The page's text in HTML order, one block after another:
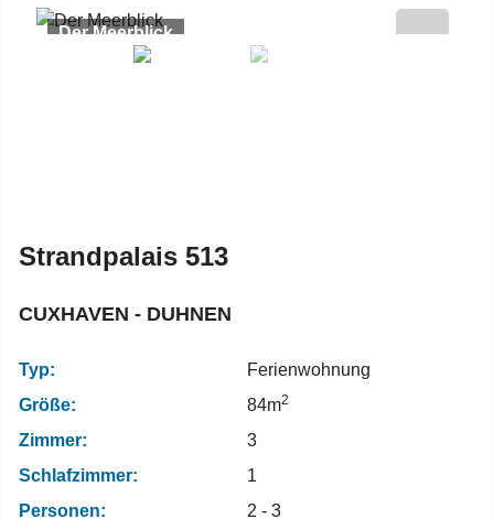
Der Meerblick
Strandpalais 513
CUXHAVEN - DUHNEN
Typ:
Ferienwohnung
Größe:
84m2
Zimmer:
3
Schlafzimmer:
1
Personen:
2 - 3